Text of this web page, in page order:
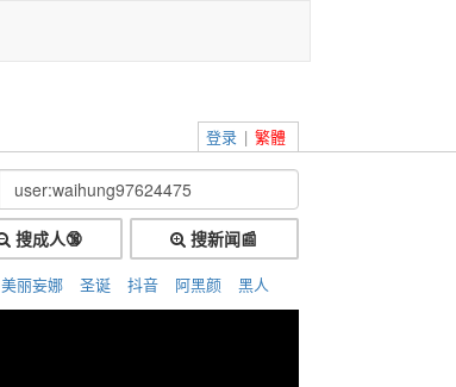
登录 | 繁體
搜成人🔞 搜新闻📰
美丽妄娜 圣诞 抖音 阿黑颜 黑人